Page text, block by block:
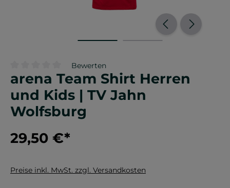
Durchschnittliche Bewertung von 0 von 5 Sternen
Bewerten
arena Team Shirt Herren
und Kids | TV Jahn
Wolfsburg
29,50 €*
Preise inkl. MwSt. zzgl. Versandkosten